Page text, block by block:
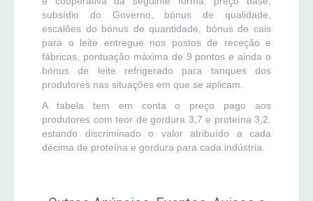
subsídio do Governo, bónus de qualidade,
escalões do bónus de quantidade, bónus de cais
para o leite entregue nos postos de receção e
fábricas, pontuação máxima de 9 pontos e ainda o
bónus de leite refrigerado para tanques dos
produtores nas situações em que se aplicam.
A tabela tem em conta o preço pago aos
produtores com teor de gordura 3,7 e proteína 3,2,
estando discriminado o valor atribuído a cada
décima de proteína e gordura para cada indústria.